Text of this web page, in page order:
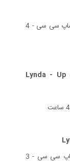
کارگاه آموزشی انتخاب ها و ماسک لایه ها در فتوشاپ سی سی - 4
Lynda - Up
آموزش بهینه سازی تصاویر و کیفت آنها در فتوشاپ سی سی - 3